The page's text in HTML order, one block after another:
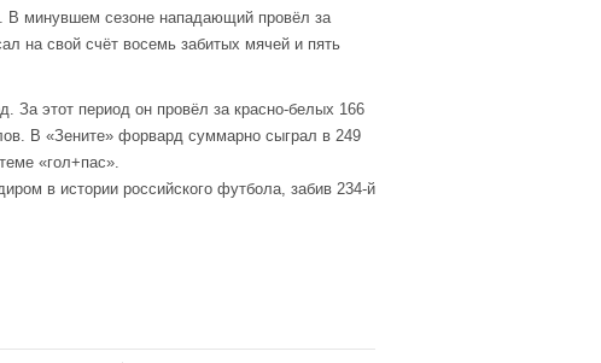
В минувшем сезоне нападающий провёл за
на свой счёт восемь забитых мячей и пять
За этот период он провёл за красно-белых 166
В «Зените» форвард суммарно сыграл в 249
«гол+пас».
в истории российского футбола, забив 234-й